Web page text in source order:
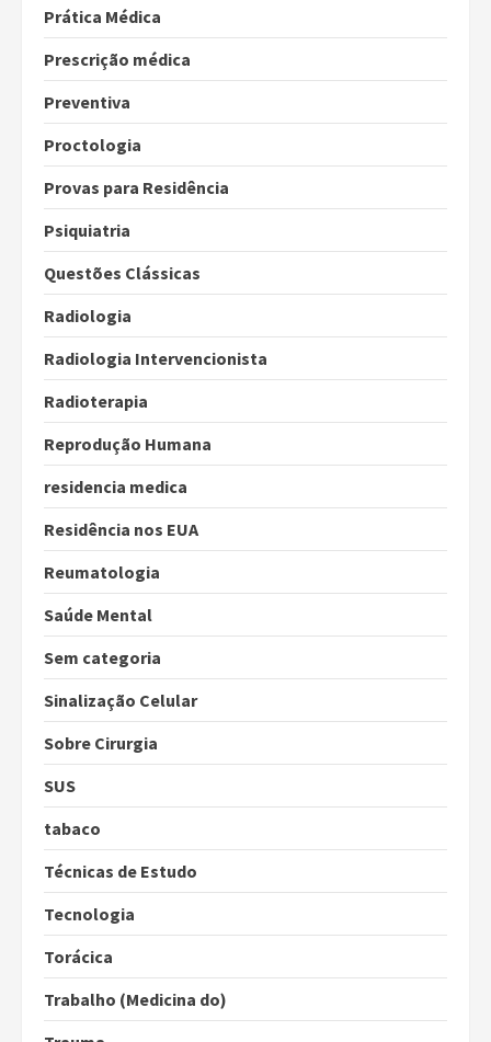
Prática Médica
Prescrição médica
Preventiva
Proctologia
Provas para Residência
Psiquiatria
Questões Clássicas
Radiologia
Radiologia Intervencionista
Radioterapia
Reprodução Humana
residencia medica
Residência nos EUA
Reumatologia
Saúde Mental
Sem categoria
Sinalização Celular
Sobre Cirurgia
SUS
tabaco
Técnicas de Estudo
Tecnologia
Torácica
Trabalho (Medicina do)